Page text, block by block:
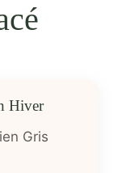
Hiver
Gris